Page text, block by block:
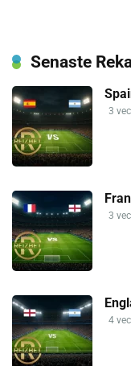
Senaste
3
3
4